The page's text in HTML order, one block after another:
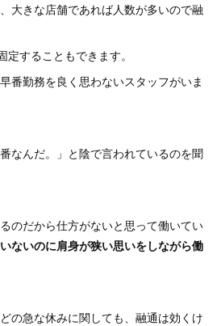
大きな店舗であれば人数が多いので融
することもできます。
番勤務を良く思わないスタッフがいま
なんだ。」と陰で言われているのを聞
のだから仕方がないと思って働いてい
ないのに肩身が狭い思いをしながら働
の急な休みに関しても、融通は効くけ